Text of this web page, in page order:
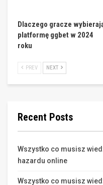
Dlaczego gracze
platformę ggbet w 2024
roku
PREV NEXT
Recent Posts
Wszystko co musisz
hazardu online
Wszystko co musisz